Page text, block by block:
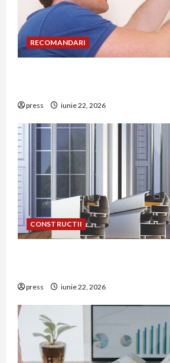
RECOMANDARI
press iunie 22, 2026
CONSTRUCTII
press iunie 22, 2026